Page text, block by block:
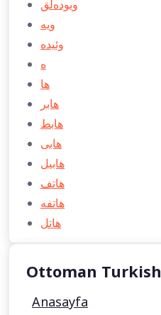
ویوده‌لق
ویه
وئیده
ه
ها
هابر
هابط
هابی
هابیل
هاتف
هاتفه
هاتل
Ottoman Turkish
Anasayfa